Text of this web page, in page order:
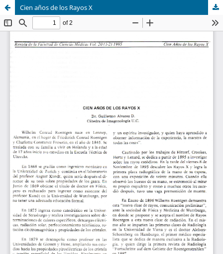
Cien años de los Rayos X